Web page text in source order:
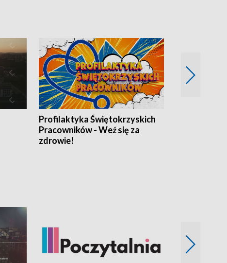
Profilaktyka Świętokrzyskich
Pracowników - Weź się za
zdrowie!